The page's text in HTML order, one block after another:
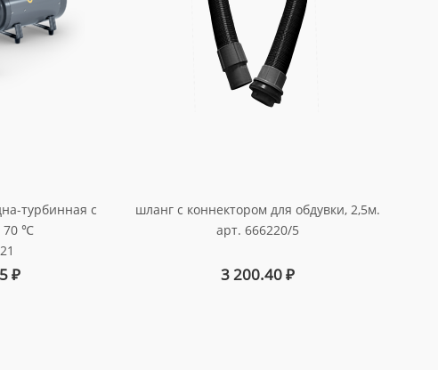
турбинная с
70 ℃
₽
шланг с коннектором для обдувки, 2,5м.
арт. 666220/5
3 200.40₽